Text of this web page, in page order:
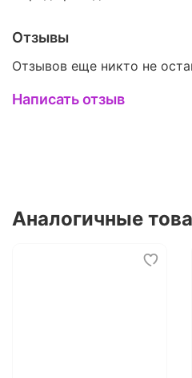
Отзывы
Отзывов еще никто не
Написать отзыв
Аналогичные